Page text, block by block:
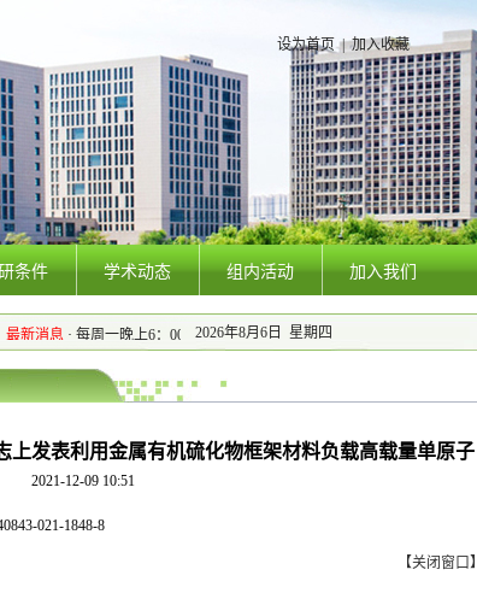
设为首页 | 加入收藏
条件 学术动态 组内活动 加入我们
最新消息 ·每周一晚上6：00 组会, CCE1416, 欢迎参加！
2026年8月6日 星期四
上发表利用金属有机硫化物框架材料负载高载量单原子
2021-12-09 10:51
021-1848-8
【关闭窗口】